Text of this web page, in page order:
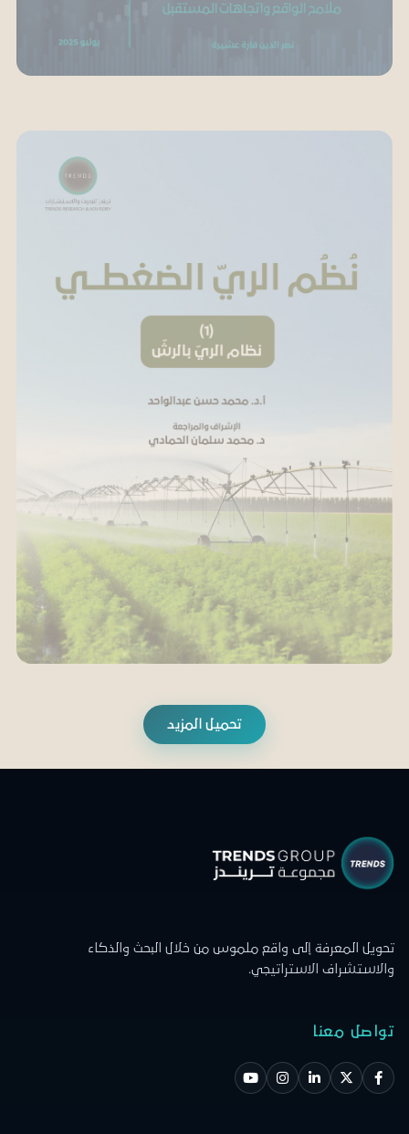
تحميل المزيد
تحويل المعرفة إلى واقع ملموس من خلال البحث والذكاء
والاستشراف الاستراتيجي.
تواصل معنا